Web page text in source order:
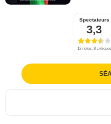
Spectateurs
3,3
12 notes, 8 critiques